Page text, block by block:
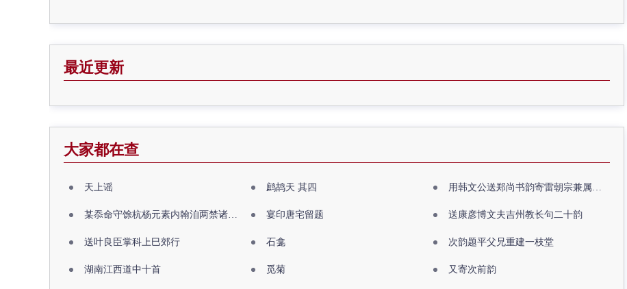
最近更新
大家都在查
天上谣 鹧鸪天 其四 用韩文公送郑尚书韵寄雷朝宗兼属欧阳全真
某忝命守馀杭杨元素内翰洎两禁诸公出祖佛寺 宴印唐宅留题 送康彦博文夫吉州教长句二十韵
送叶良臣掌科上巳郊行 石龛 次韵题平父兄重建一枝堂
湖南江西道中十首 觅菊 又寄次前韵